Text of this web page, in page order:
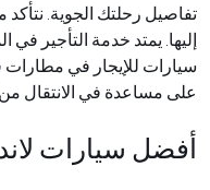
تفاصيل رحلتك الجوية.
إليها. يمتد خدمة التأجير
سيارات للإيجار في
على مساعدة في الانتقال
أفضل سيارات لاند